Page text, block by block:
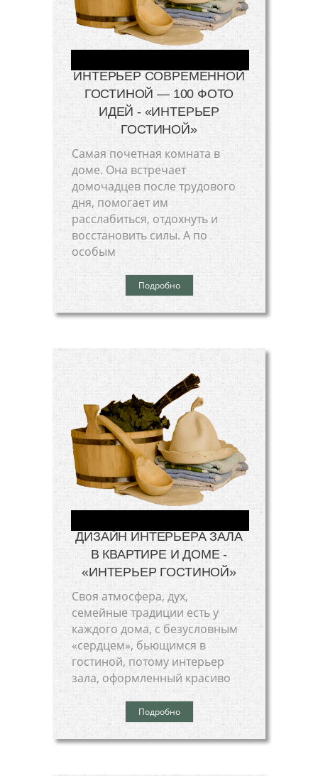
ИНТЕРЬЕР СОВРЕМЕННОЙ
ГОСТИНОЙ — 100 ФОТО
ИДЕЙ - «ИНТЕРЬЕР
ГОСТИНОЙ»
Самая почетная комната в
доме. Она встречает
домочадцев после трудового
дня, помогает им
расслабиться, отдохнуть и
восстановить силы. А по
особым
Подробно
ДИЗАЙН ИНТЕРЬЕРА ЗАЛА
В КВАРТИРЕ И ДОМЕ -
«ИНТЕРЬЕР ГОСТИНОЙ»
Своя атмосфера, дух,
семейные традиции есть у
каждого дома, с безусловным
«сердцем», бьющимся в
гостиной, потому интерьер
зала, оформленный красиво
Подробно